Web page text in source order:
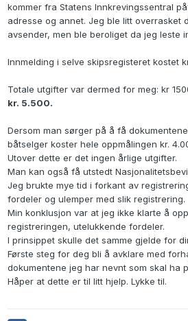
kommer fra Statens Innkrevingssentral
adresse og annet. Jeg ble litt overrasket
avsender, men ble beroliget da jeg leste
Innmelding i selve skipsregisteret kostet
Totale utgifter var dermed for meg: kr
kr. 5.500.
Dersom man sørger på å få
båtselger koster hele oppmålingen kr.
Utover dette er det ingen årlige utgifter.
Man kan også få utstedt
Jeg brukte mye tid i forkant av
fordeler og ulemper med slik registrering.
Min konklusjon var at jeg ikke klarte å
registreringen, utelukkende fordeler.
I prinsippet skulle det samme gjelde for
Første steg for deg bli å avklare med
dokumentene jeg har nevnt som skal ha
Håper at dette er til litt hjelp. Lykke til.